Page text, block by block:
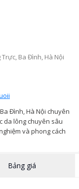
Ba Đình, Hà Nội
Đình, Hà Nội chuyên
da lông chuyên sâu
và phong cách
Bảng giá